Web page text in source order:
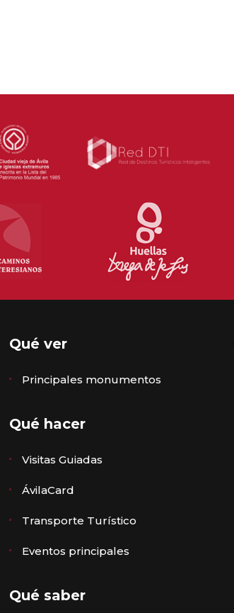
Qué ver
Principales monumentos
Qué hacer
Visitas Guiadas
ÁvilaCard
Transporte Turístico
Eventos principales
Qué saber